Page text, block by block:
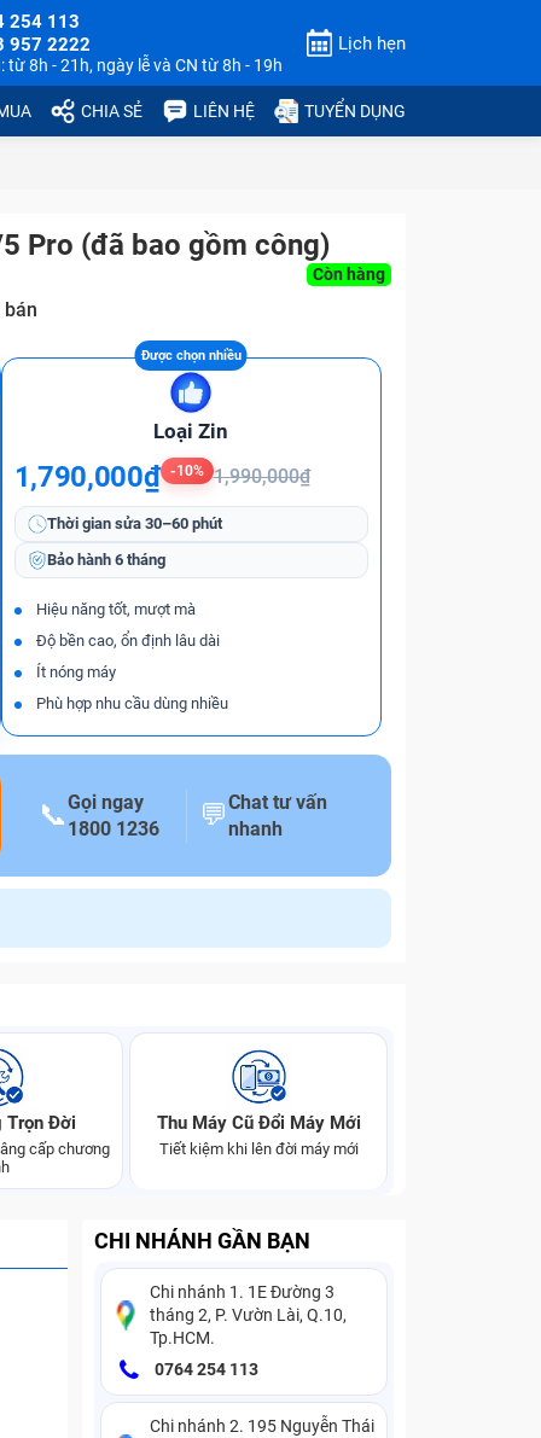
254 113
957 2222
từ 8h - 21h, ngày lễ và CN từ 8h - 19h
Lịch hẹn
CHIA SẺ LIÊN HỆ TUYỂN DỤNG
Pro (đã bao gồm công)
Còn hàng
Loại Zin
1,790,000₫ -10% 1,990,000₫
Thời gian sửa 30–60 phút
Bảo hành 6 tháng
Hiệu năng tốt, mượt mà
Độ bền cao, ổn định lâu dài
Ít nóng máy
Phù hợp nhu cầu dùng nhiều
📞Gọi ngay
1800 1236
💬Chat tư vấn
nhanh
Trọn Đời
cấp chương
Thu Máy Cũ Đổi Máy Mới
Tiết kiệm khi lên đời máy mới
CHI NHÁNH GẦN BẠN
Chi nhánh 1. 1E Đường 3
tháng 2, P. Vườn Lài, Q.10,
Tp.HCM.
0764 254 113
Chi nhánh 2. 195 Nguyễn Thái